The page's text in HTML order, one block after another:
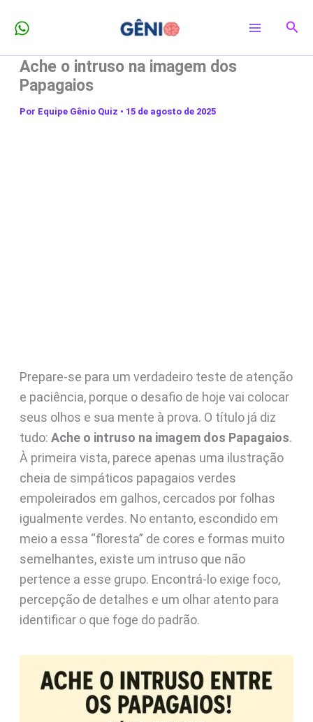
para
conteúdo
Ache o intruso na imagem dos
Papagaios
Por Equipe Gênio Quiz • 15 de agosto de 2025
Prepare-se para um verdadeiro teste de atenção
e paciência, porque o desafio de hoje vai colocar
seus olhos e sua mente à prova. O título já diz
tudo: Ache o intruso na imagem dos Papagaios.
À primeira vista, parece apenas uma ilustração
cheia de simpáticos papagaios verdes
empoleirados em galhos, cercados por folhas
igualmente verdes. No entanto, escondido em
meio a essa “floresta” de cores e formas muito
semelhantes, existe um intruso que não
pertence a esse grupo. Encontrá-lo exige foco,
percepção de detalhes e um olhar atento para
identificar o que foge do padrão.